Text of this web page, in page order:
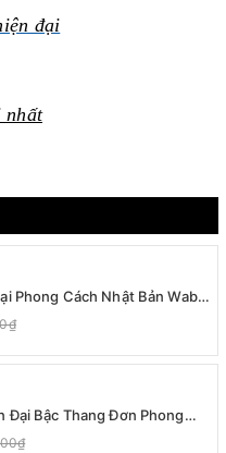
đại
nhất
Phong Cách Nhật Bản Wabi-
B
Đại Bậc Thang Đơn Phong
DC-T078B